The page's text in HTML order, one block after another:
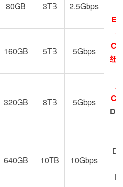
纽
80GB 3TB 2.5Gbps
160GB 5TB 5Gbps
320GB 8TB 5Gbps
640GB 10TB 10Gbps